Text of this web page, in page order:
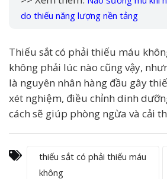
do thiếu năng lượng nền tảng
Thiếu sắt có phải thiếu máu
không phải lúc nào cũng vậy,
là nguyên nhân hàng đầu gây
xét nghiệm, điều chỉnh dinh
cách sẽ giúp phòng ngừa và cải
thiếu sắt có phải thiếu máu
không